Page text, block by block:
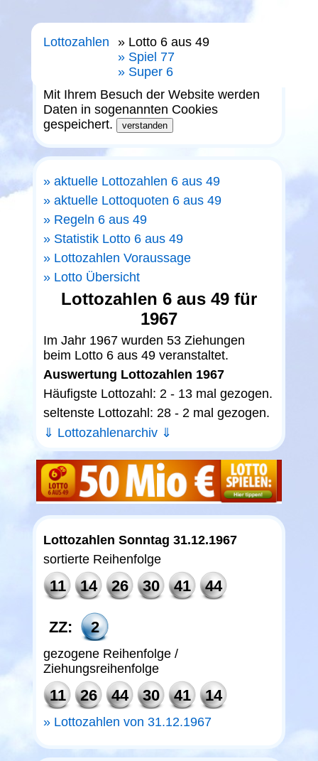
Lottozahlen
Lotto 6 aus 49
Spiel 77
Super 6
Mit Ihrem Besuch der Website werden
Daten in sogenannten Cookies
gespeichert.
aktuelle Lottozahlen 6 aus 49
aktuelle Lottoquoten 6 aus 49
Regeln 6 aus 49
Statistik Lotto 6 aus 49
Lottozahlen Voraussage
Lotto Übersicht
Lottozahlen 6 aus 49 für
1967
Im Jahr 1967 wurden 53 Ziehungen
beim Lotto 6 aus 49 veranstaltet.
Auswertung Lottozahlen 1967
Häufigste Lottozahl: 2 - 13 mal gezogen.
seltenste Lottozahl: 28 - 2 mal gezogen.
⇓ Lottozahlenarchiv ⇓
Lottozahlen Sonntag 31.12.1967
sortierte Reihenfolge
11 14 26 30 41 44
ZZ: 2
gezogene Reihenfolge /
Ziehungsreihenfolge
11 26 44 30 41 14
Lottozahlen von 31.12.1967